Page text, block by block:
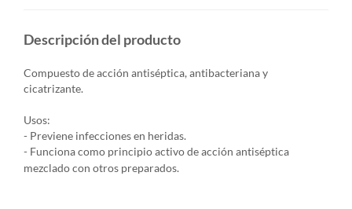
Descripción del producto
Compuesto de acción antiséptica, antibacteriana y
cicatrizante.
Usos:
- Previene infecciones en heridas.
- Funciona como principio activo de acción antiséptica
mezclado con otros preparados.